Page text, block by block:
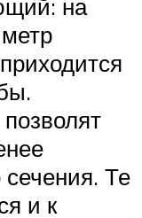
на
Те
и к